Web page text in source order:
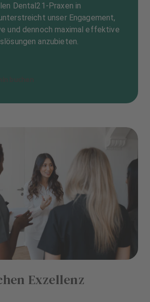
Dental21-Praxen in
unser Engagement,
und dennoch maximal effektive
anzubieten.
Exzellenz